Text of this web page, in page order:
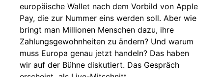
europäische Wallet nach dem Vorbild von Apple
Pay, die zur Nummer eins werden soll. Aber wie
bringt man Millionen Menschen dazu, ihre
Zahlungsgewohnheiten zu ändern? Und warum
muss Europa genau jetzt handeln? Das haben
wir auf der Bühne diskutiert. Das Gespräch